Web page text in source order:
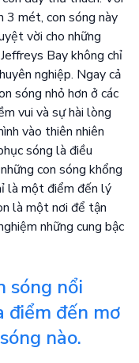
3 mét, con sóng này
vời cho những
Bay không chỉ
nghiệp. Ngay cả
sóng nhỏ hơn ở các
vui và sự hài lòng
vào thiên nhiên
sóng là điều
con sóng khổng
là một điểm đến lý
là một nơi để tận
những cung bậc
sóng nổi
điểm đến mơ
nào.